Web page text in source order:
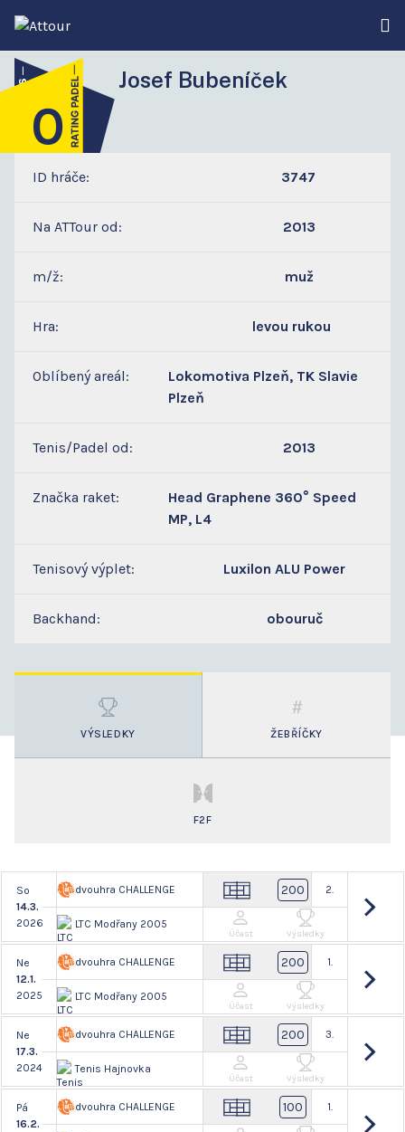
Josef Bubeníček
5
0
ID hráče: 3747
Na ATTour od: 2013
m/ž: muž
Hra: levou rukou
Oblíbený areál:
Lokomotiva Plzeň, TK Slavie
Plzeň
Tenis/Padel od: 2013
Značka raket:
Head Graphene 360° Speed
MP, L4
Tenisový výplet: Luxilon ALU Power
Backhand: obouruč
VÝSLEDKY ŽEBŘÍČKY
F2F
So
14.3.
2026
dvouhra CHALLENGE
LTC Modřany 2005
200 2.
Účast Výsledky
Ne
12.1.
2025
dvouhra CHALLENGE
LTC Modřany 2005
200 1.
Účast Výsledky
Ne
17.3.
2024
dvouhra CHALLENGE
Tenis Hajnovka
200 3.
Účast Výsledky
Pá
16.2.
dvouhra CHALLENGE 100 1.